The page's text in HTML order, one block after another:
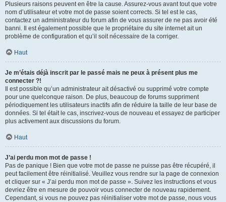
Plusieurs raisons peuvent en être la cause. Assurez-vous avant tout que votre
nom d’utilisateur et votre mot de passe soient corrects. Si tel est le cas,
contactez un administrateur du forum afin de vous assurer de ne pas avoir été
banni. Il est également possible que le propriétaire du site internet ait un
problème de configuration et qu’il soit nécessaire de la corriger.
Haut
Je m’étais déjà inscrit par le passé mais ne peux à présent plus me
connecter ?!
Il est possible qu’un administrateur ait désactivé ou supprimé votre compte
pour une quelconque raison. De plus, beaucoup de forums suppriment
périodiquement les utilisateurs inactifs afin de réduire la taille de leur base de
données. Si tel était le cas, inscrivez-vous de nouveau et essayez de participer
plus activement aux discussions du forum.
Haut
J’ai perdu mon mot de passe !
Pas de panique ! Bien que votre mot de passe ne puisse pas être récupéré, il
peut facilement être réinitialisé. Veuillez vous rendre sur la page de connexion
et cliquer sur « J’ai perdu mon mot de passe ». Suivez les instructions et vous
devriez être en mesure de pouvoir vous connecter de nouveau rapidement.
Cependant, si vous ne pouvez pas réinitialiser votre mot de passe, nous vous